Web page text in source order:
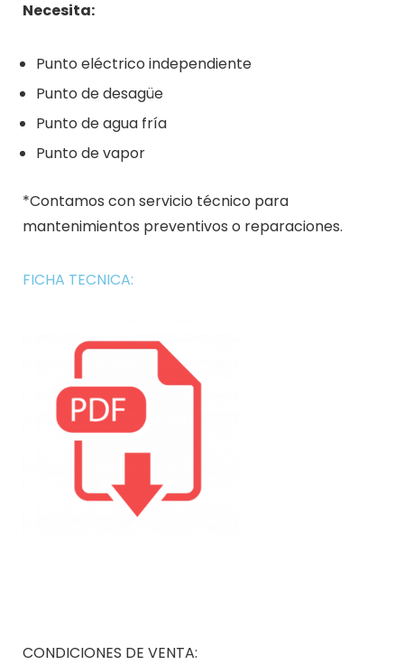
Necesita:
Punto eléctrico independiente
Punto de desagüe
Punto de agua fría
Punto de vapor
*Contamos con servicio técnico para
mantenimientos preventivos o reparaciones.
FICHA TECNICA:
CONDICIONES DE VENTA: